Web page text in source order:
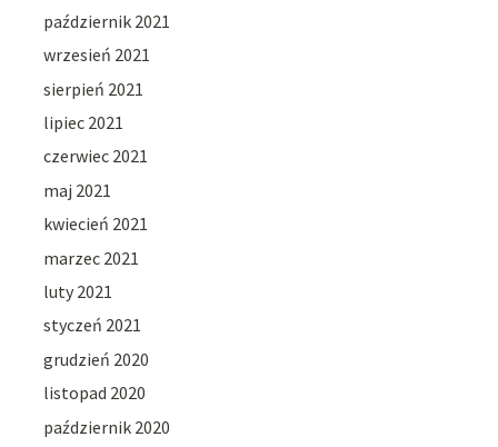
październik 2021
wrzesień 2021
sierpień 2021
lipiec 2021
czerwiec 2021
maj 2021
kwiecień 2021
marzec 2021
luty 2021
styczeń 2021
grudzień 2020
listopad 2020
październik 2020